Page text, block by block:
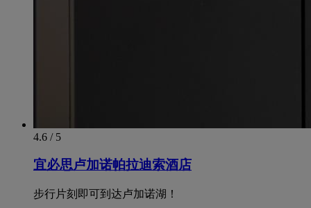
4.6 / 5
宜必思卢加诺帕拉迪索酒店
步行片刻即可到达卢加诺湖！